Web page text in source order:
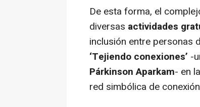
De esta forma, el
diversas actividades
inclusión entre personas
‘Tejiendo conexiones’ -
Párkinson Aparkam- en
red simbólica de